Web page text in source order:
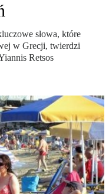
słowa, które
w Grecji, twierdzi
Retsos